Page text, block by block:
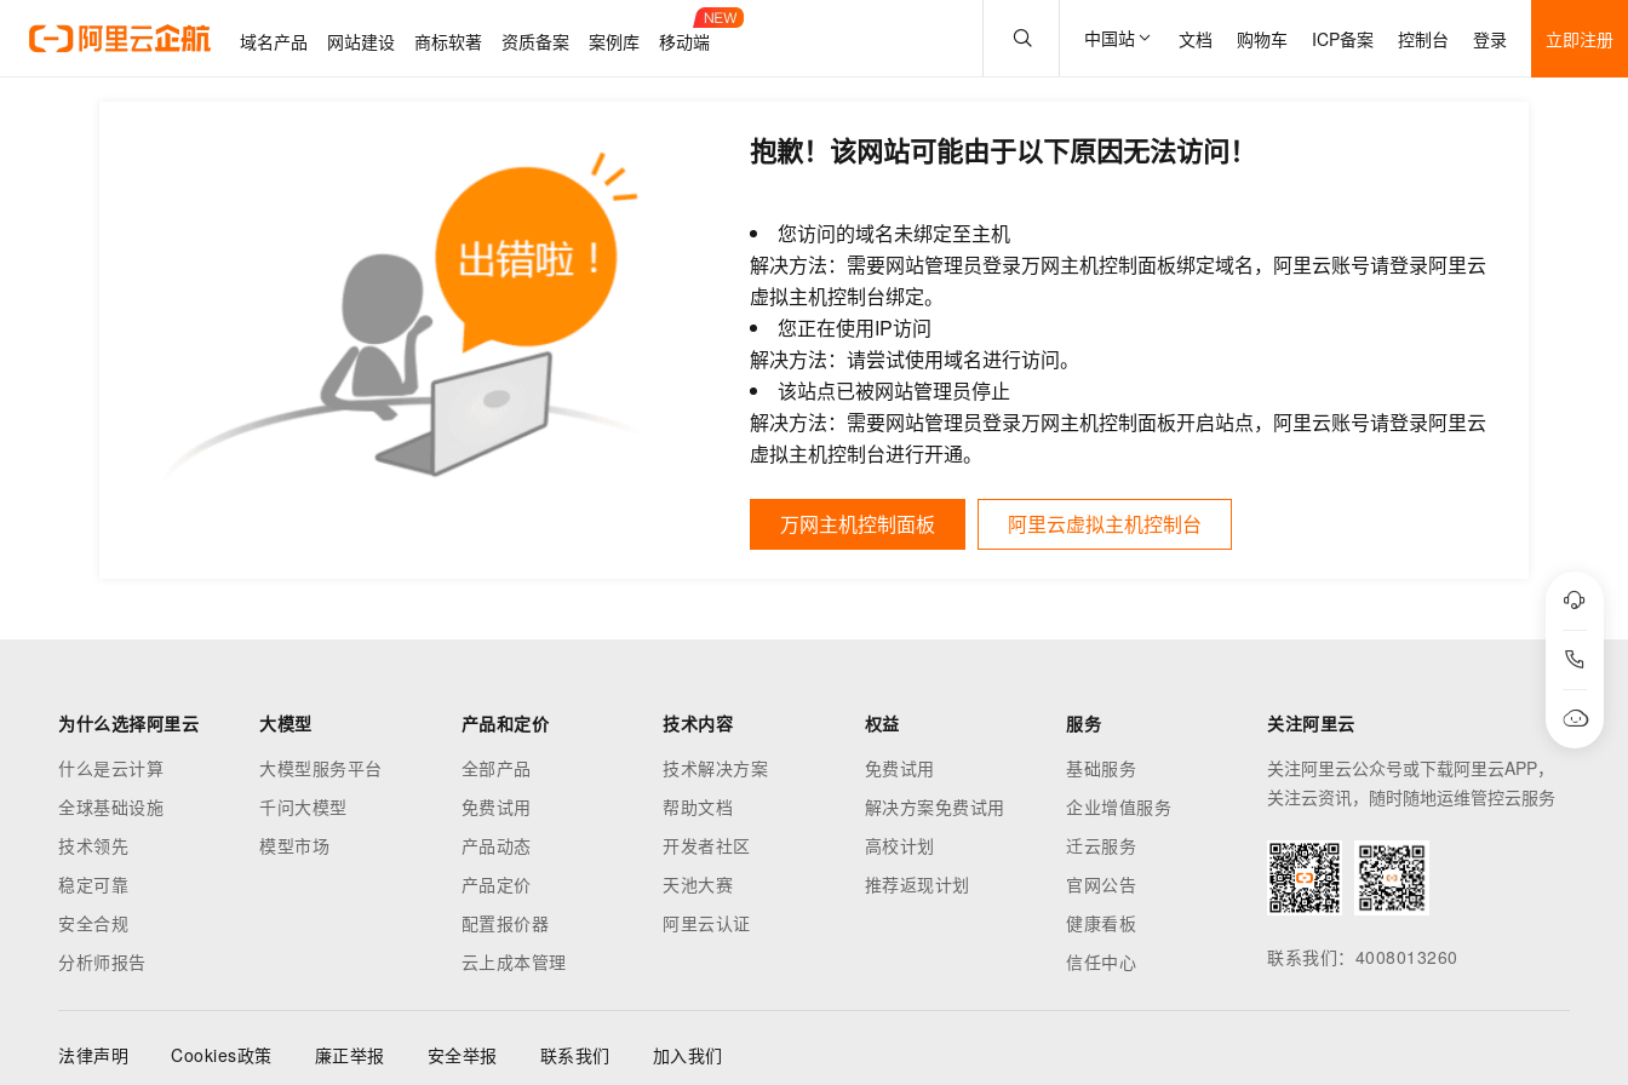
域名产品 网站建设 商标软著 资质备案 案例库 移动端 中国站 文档 购物车 ICP备案 控制台 登录 立即注册
抱歉！该网站可能由于以下原因无法访问！
您访问的域名未绑定至主机
解决方法：需要网站管理员登录万网主机控制面板绑定域名，阿里云账号请登录阿里云
虚拟主机控制台绑定。
您正在使用IP访问
解决方法：请尝试使用域名进行访问。
该站点已被网站管理员停止
解决方法：需要网站管理员登录万网主机控制面板开启站点，阿里云账号请登录阿里云
虚拟主机控制台进行开通。
万网主机控制面板 阿里云虚拟主机控制台